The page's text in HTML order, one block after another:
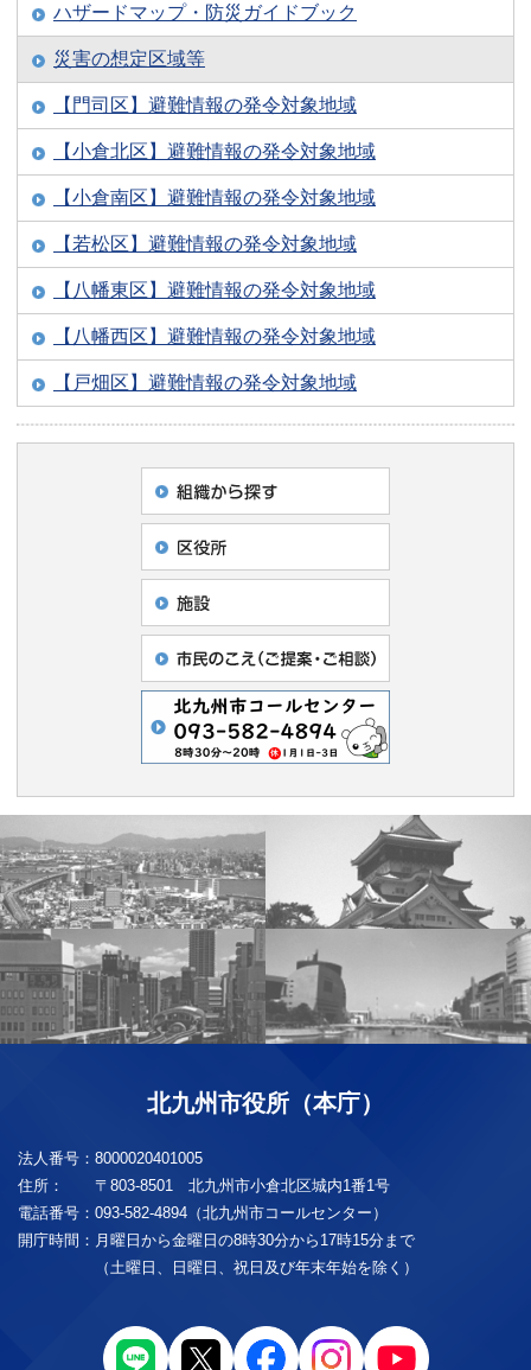
ハザードマップ・防災ガイドブック
災害の想定区域等
【門司区】避難情報の発令対象地域
【小倉北区】避難情報の発令対象地域
【小倉南区】避難情報の発令対象地域
【若松区】避難情報の発令対象地域
【八幡東区】避難情報の発令対象地域
【八幡西区】避難情報の発令対象地域
【戸畑区】避難情報の発令対象地域
北九州市役所（本庁）
法人番号： 8000020401005
住所：
〒803-8501 北九州市小倉北区城内1番1号
電話番号： 093-582-4894（北九州市コールセンター）
開庁時間： 月曜日から金曜日の8時30分から17時15分まで
（土曜日、日曜日、祝日及び年末年始を除く）